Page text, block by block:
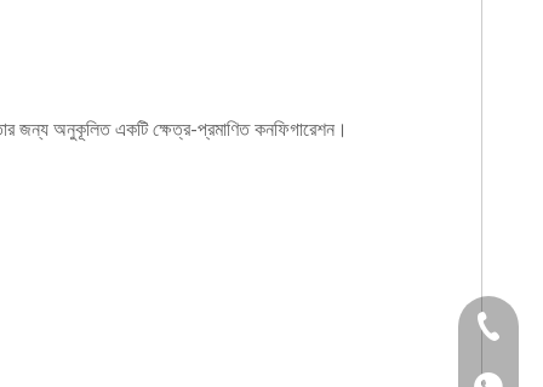
জন্য অনুকূলিত একটি ক্ষেত্র-প্রমাণিত কনফিগারেশন।
+86